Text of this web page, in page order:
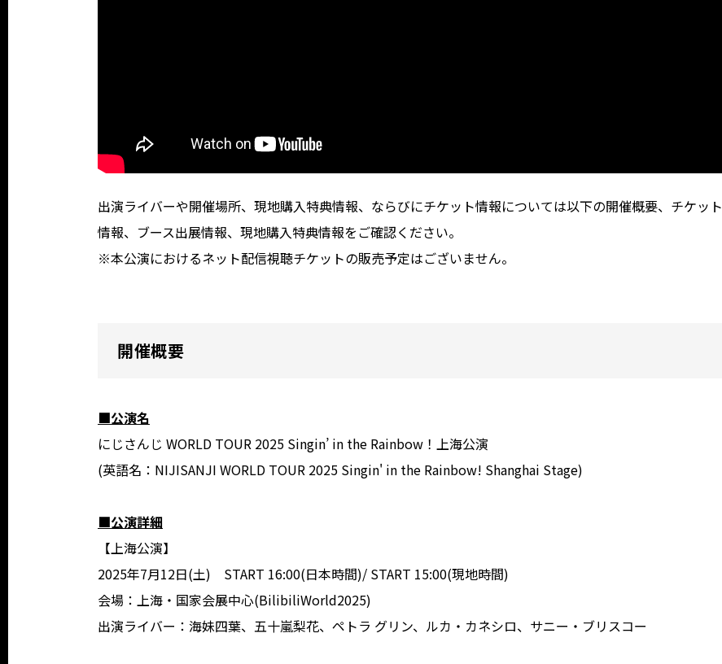
出演ライバーや開催場所、現地購入特典情報、ならびにチケット情報については以下の開催概要、チケット
情報、ブース出展情報、現地購入特典情報をご確認ください。
※本公演におけるネット配信視聴チケットの販売予定はございません。
開催概要
■公演名
にじさんじ WORLD TOUR 2025 Singin’ in the Rainbow！上海公演
(英語名：NIJISANJI WORLD TOUR 2025 Singin' in the Rainbow! Shanghai Stage)
■公演詳細
【上海公演】
2025年7月12日(土) START 16:00(日本時間)/ START 15:00(現地時間)
会場：上海・国家会展中心(BilibiliWorld2025)
出演ライバー：海妹四葉、五十嵐梨花、ペトラ グリン、ルカ・カネシロ、サニー・ブリスコー